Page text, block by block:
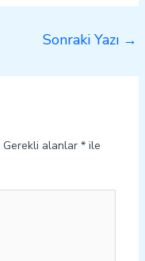
Sonraki Yazı →
Gerekli alanlar *ile